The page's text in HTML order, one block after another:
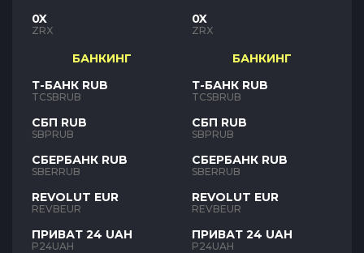
0X
ZRX
БАНКИНГ
Т-БАНК RUB
TCSBRUB
СБП RUB
SBPRUB
СБЕРБАНК RUB
SBERRUB
REVOLUT EUR
REVBEUR
ПРИВАТ 24 UAH
P24UAH
0X
ZRX
БАНКИНГ
Т-БАНК RUB
TCSBRUB
СБП RUB
SBPRUB
СБЕРБАНК RUB
SBERRUB
REVOLUT EUR
REVBEUR
ПРИВАТ 24 UAH
P24UAH